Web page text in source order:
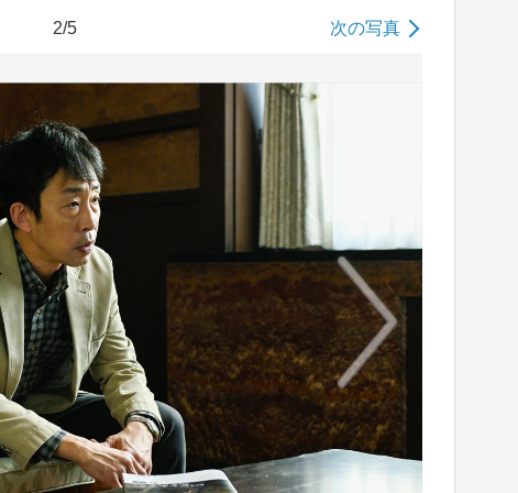
2/5 次の写真